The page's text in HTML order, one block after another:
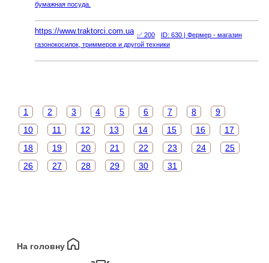
бумажная посуда.
https://www.traktorci.com.ua ✅ 200 ID: 630 | Фермер - магазин
газонокосилок, триммеров и другой техники
1 2 3 4 5 6 7 8
9
10
11 12 13 14 15 16
17
18
19 20 21 22 23 24
25
26
27 28 29 30 31
На головну